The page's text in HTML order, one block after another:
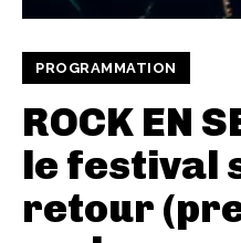
PROGRAMMATION
ROCK EN
le festival
retour